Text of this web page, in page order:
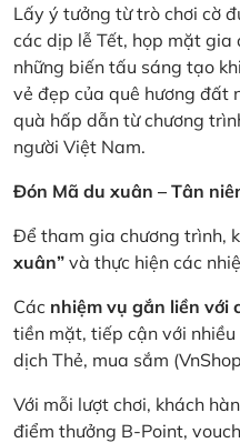
Lấy ý tưởng từ trò chơi cờ
các dịp lễ Tết, họp mặt gia
những biến tấu sáng tạo
vẻ đẹp của quê hương đất
quà hấp dẫn từ chương
người Việt Nam.
Đón Mã du xuân – Tân
Để tham gia chương trình,
xuân” và thực hiện các
Các nhiệm vụ gắn liền với
tiền mặt, tiếp cận với
dịch Thẻ, mua sắm
Với mỗi lượt chơi, khách
điểm thưởng B-Point,